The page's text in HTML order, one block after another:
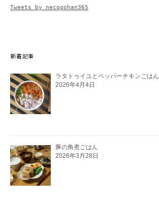
Tweets by necogohan365
新着記事
ラタトゥイユとペッパーチキンごはん
2026年4月4日
豚の角煮ごはん
2026年3月28日